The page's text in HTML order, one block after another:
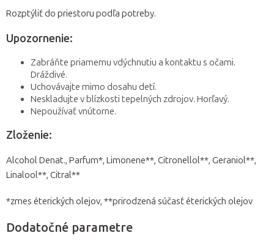
Rozptýliť do priestoru podľa potreby.
Upozornenie:
Zabráňte priamemu vdýchnutiu a kontaktu s očami.
Dráždivé.
Uchovávajte mimo dosahu detí.
Neskladujte v blízkosti tepelných zdrojov. Horľavý.
Nepoužívať vnútorne.
Zloženie:
Alcohol Denat., Parfum*, Limonene**, Citronellol**, Geraniol**,
Linalool**, Citral**
*zmes éterických olejov, **prirodzená súčasť éterických olejov
Dodatočné parametre